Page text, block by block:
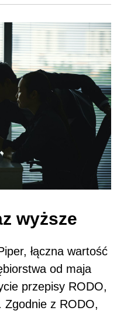
wyższe
łączna wartość
od maja
przepisy RODO,
Zgodnie z RODO,